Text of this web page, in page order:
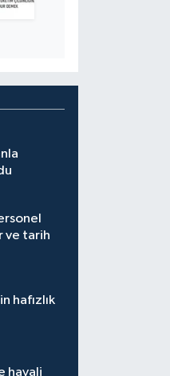
ve tarih
hafızlık
hayali